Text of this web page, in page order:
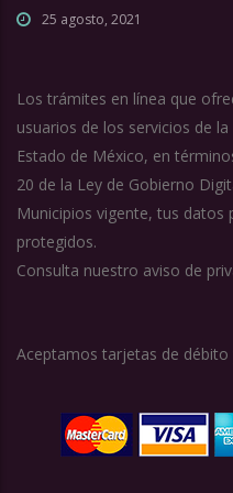
25 agosto, 2021
Los trámites en línea que
usuarios de los servicios de
Estado de México, en
20 de la Ley de Gobierno
Municipios vigente, tus datos
protegidos.
Consulta nuestro aviso de
Aceptamos tarjetas de débito